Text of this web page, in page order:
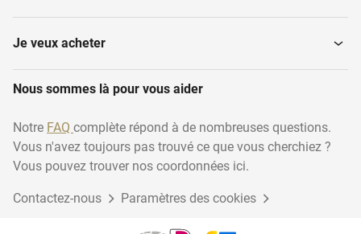
Extracteurs de coulée
Je veux acheter
Nous sommes là pour vous aider
Notre FAQ complète répond à de nombreuses questions.
Vous n'avez toujours pas trouvé ce que vous cherchiez ?
Vous pouvez trouver nos coordonnées ici.
Contactez-nous Paramètres des cookies